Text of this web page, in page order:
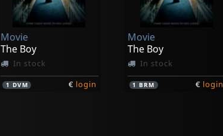
Movie
The Boy
In stock
1 DVM € login
Movie
The Boy
In stock
1 BRM € login